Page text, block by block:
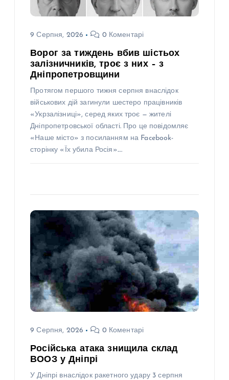
9 Серпня, 2026 0 Коментарі
Ворог за тиждень вбив шістьох
залізничників, троє з них – з
Дніпропетровщини
Протягом першого тижня серпня внаслідок
військових дій загинули шестеро працівників
«Укрзалізниці», серед яких троє — жителі
Дніпропетровської області. Про це повідомляє
«Наше місто» з посиланням на Facebook-
сторінку «Їх убила Росія».…
9 Серпня, 2026 0 Коментарі
Російська атака знищила склад
ВООЗ у Дніпрі
У Дніпрі внаслідок ракетного удару 3 серпня